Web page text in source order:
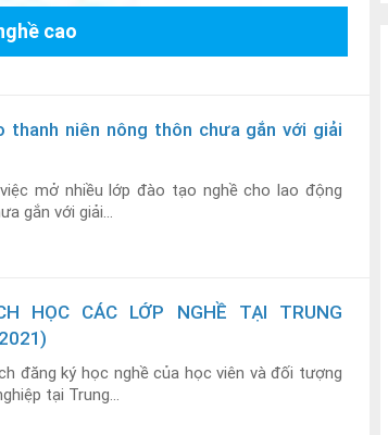
cao
thanh niên nông thôn chưa gắn với giải
mở nhiều lớp đào tạo nghề cho lao động
gắn với giải...
HỌC CÁC LỚP NGHỀ TẠI TRUNG
đăng ký học nghề của học viên và đối tượng
tại Trung...